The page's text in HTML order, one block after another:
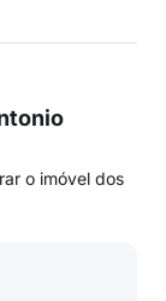
o imóvel dos